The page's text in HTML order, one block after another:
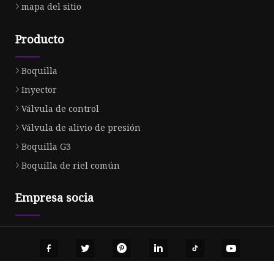
mapa del sitio
Producto
Boquilla
Inyector
Válvula de control
Válvula de alivio de presión
Boquilla G3
Boquilla de riel común
Empresa socia